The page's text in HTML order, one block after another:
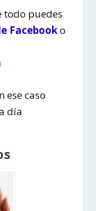
todo puedes
Facebooko
ese caso
día